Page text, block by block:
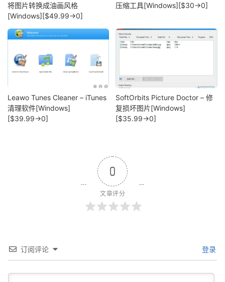
将图片转换成油画风格
[Windows][$49.99→0]
压缩工具[Windows][$30→0]
Leawo Tunes Cleaner – iTunes
清理软件[Windows]
[$39.99→0]
SoftOrbits Picture Doctor – 修
复损坏图片[Windows]
[$35.99→0]
0
文章评分
订阅评论 登录